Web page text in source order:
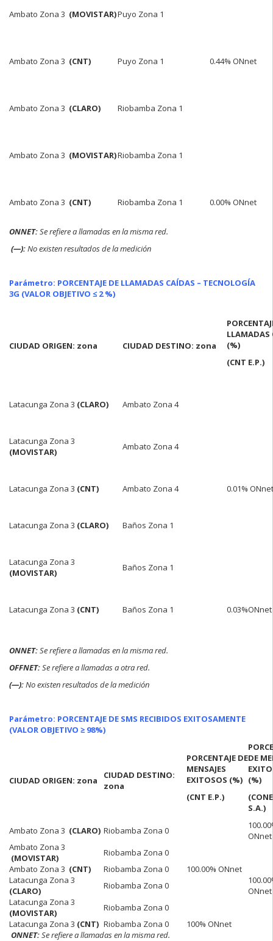
Ambato Zona 3 (MOVISTAR)Puyo Zona 1
Ambato Zona 3 (CNT) Puyo Zona 1 0.44% ONnet
Ambato Zona 3 (CLARO) Riobamba Zona 1
Ambato Zona 3 (MOVISTAR)Riobamba Zona 1
Ambato Zona 3 (CNT) Riobamba Zona 1 0.00% ONnet
ONNET:Se refiere a llamadas en la misma red.
(—):No existen resultados de la medición
Parámetro: PORCENTAJE DE LLAMADAS CAÍDAS – TECNOLOGÍA
3G (VALOR OBJETIVO ≤ 2 %)
CIUDAD ORIGEN: zona CIUDAD DESTINO: zona
LLAMADAS
(%)
(CNT E.P.)
Latacunga Zona 3 (CLARO) Ambato Zona 4
Latacunga Zona 3
(MOVISTAR)
Ambato Zona 4
Latacunga Zona 3 (CNT) Ambato Zona 4 0.01% ONnet
Latacunga Zona 3 (CLARO) Baños Zona 1
Latacunga Zona 3
(MOVISTAR)
Baños Zona 1
Latacunga Zona 3 (CNT) Baños Zona 1 0.03%ONnet
ONNET:Se refiere a llamadas en la misma red.
OFFNET:Se refiere a llamadas a otra red.
(—):No existen resultados de la medición
Parámetro: PORCENTAJE DE SMS RECIBIDOS EXITOSAMENTE
(VALOR OBJETIVO ≥ 98%)
CIUDAD ORIGEN: zona
CIUDAD DESTINO:
zona
PORCENTAJE DE
MENSAJES
EXITOSOS (%)
(CNT E.P.)
DE
(%)
S.A.)
Ambato Zona 3 (CLARO) Riobamba Zona 0
ONnet
Ambato Zona 3
(MOVISTAR)
Riobamba Zona 0
Ambato Zona 3 (CNT) Riobamba Zona 0
100.00% ONnet
Latacunga Zona 3
(CLARO)
Riobamba Zona 0
ONnet
Latacunga Zona 3
(MOVISTAR)
Riobamba Zona 0
Latacunga Zona 3 (CNT) Riobamba Zona 0
100% ONnet
ONNET:Se refiere a llamadas en la misma red.